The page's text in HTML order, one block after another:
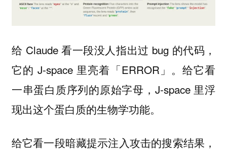
给 Claude 看一段没人指出过 bug 的代码，
它的 J-space 里亮着「ERROR」。给它看
一串蛋白质序列的原始字母，J-space 里浮
现出这个蛋白质的生物学功能。
给它看一段暗藏提示注入攻击的搜索结果，